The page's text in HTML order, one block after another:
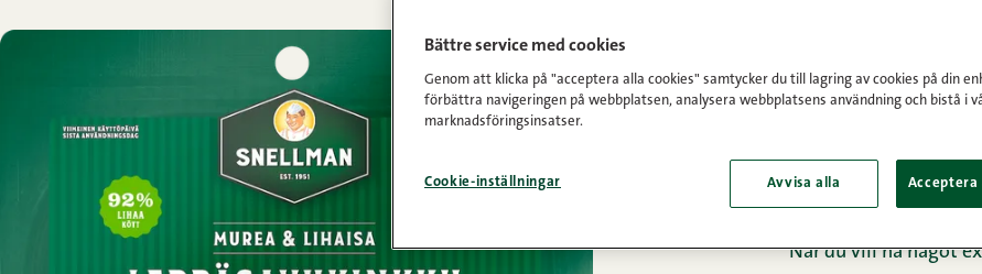
mör
När du vill ha något
Bättre service med cookies
Genom att klicka på "acceptera alla cookies" samtycker du till lagring av cookies på din
förbättra navigeringen på webbplatsen, analysera webbplatsens användning och bistå i
marknadsföringsinsatser.
Cookie-inställningar Avvisa alla Acceptera